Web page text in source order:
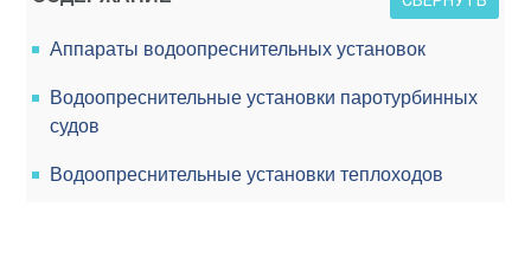
Аппараты водоопреснительных установок
Водоопреснительные установки паротурбинных
судов
Водоопреснительные установки теплоходов